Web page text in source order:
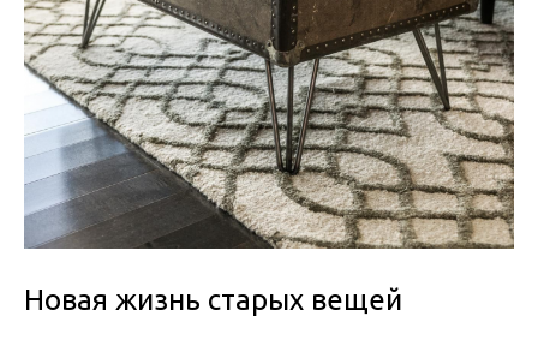
Новая жизнь старых вещей